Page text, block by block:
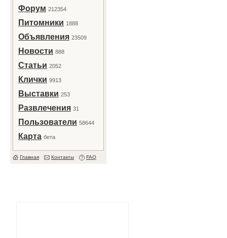
Форум 212354
Питомники 1888
Объявления 23509
Новости 888
Статьи 2052
Клички 9913
Выставки 253
Развлечения 31
Пользователи 58644
Карта бета
Главная Контакты FAQ